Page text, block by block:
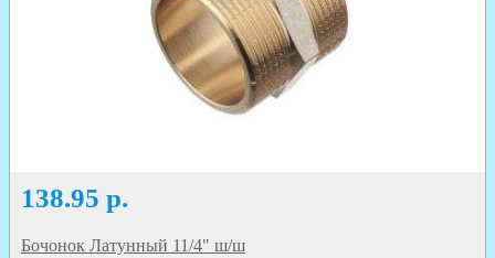
138.95 р.
Бочонок Латунный 11/4" ш/ш